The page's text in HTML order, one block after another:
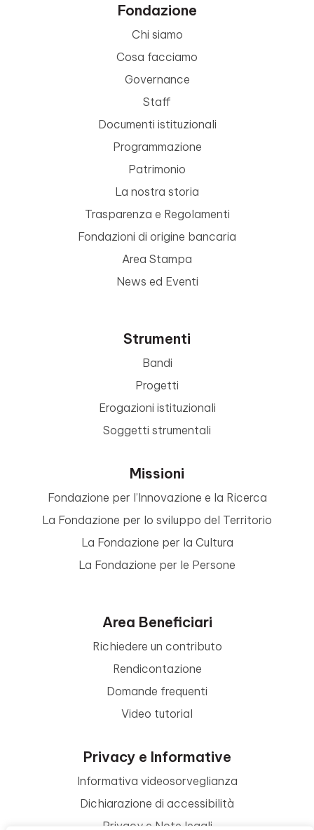
Fondazione
Chi siamo
Cosa facciamo
Governance
Staff
Documenti istituzionali
Programmazione
Patrimonio
La nostra storia
Trasparenza e Regolamenti
Fondazioni di origine bancaria
Area Stampa
News ed Eventi
Strumenti
Bandi
Progetti
Erogazioni istituzionali
Soggetti strumentali
Missioni
Fondazione per l’Innovazione e la Ricerca
La Fondazione per lo sviluppo del Territorio
La Fondazione per la Cultura
La Fondazione per le Persone
Area Beneficiari
Richiedere un contributo
Rendicontazione
Domande frequenti
Video tutorial
Privacy e Informative
Informativa videosorveglianza
Dichiarazione di accessibilità
Privacy e Note legali